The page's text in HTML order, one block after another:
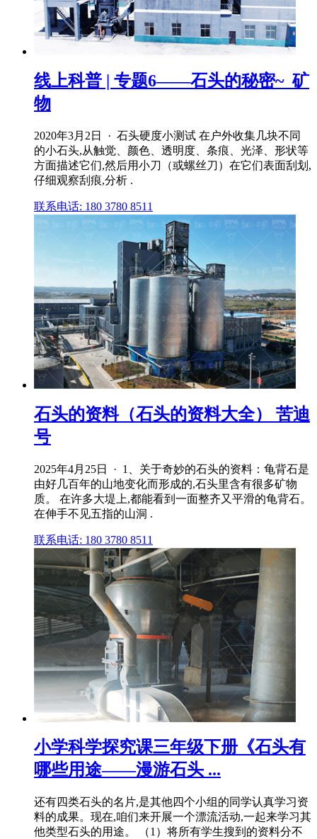
线上科普 | 专题6——石头的秘密~_矿
物
2020年3月2日 · 石头硬度小测试 在户外收集几块不同
的小石头,从触觉、颜色、透明度、条痕、光泽、形状等
方面描述它们,然后用小刀（或螺丝刀）在它们表面刮划,
仔细观察刮痕,分析 .
联系电话: 180 3780 8511
石头的资料（石头的资料大全） 苦迪
号
2025年4月25日 · 1、关于奇妙的石头的资料：龟背石是
由好几百年的山地变化而形成的,石头里含有很多矿物
质。 在许多大堤上,都能看到一面整齐又平滑的龟背石。
在伸手不见五指的山洞 .
联系电话: 180 3780 8511
小学科学探究课三年级下册《石头有
哪些用途——漫游石头 ...
还有四类石头的名片,是其他四个小组的同学认真学习资
料的成果。现在,咱们来开展一个漂流活动,一起来学习其
他类型石头的用途。 （1）将所有学生搜到的资料分不